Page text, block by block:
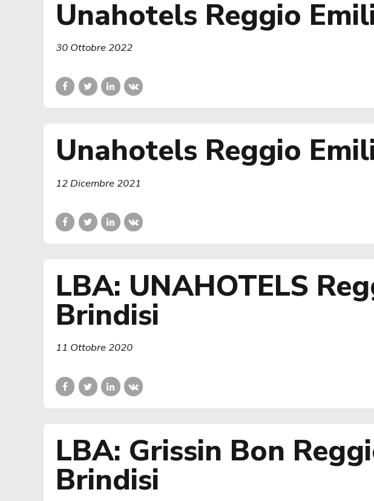
Unahotels Reggio
30 Ottobre 2022
Unahotels Reggio
12 Dicembre 2021
LBA: UNAHOTELS
Brindisi
11 Ottobre 2020
LBA: Grissin Bon
Brindisi